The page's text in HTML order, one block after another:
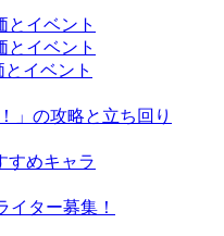
とイベント
とイベント
イベント
」の攻略と立ち回り
すめキャラ
イター募集！